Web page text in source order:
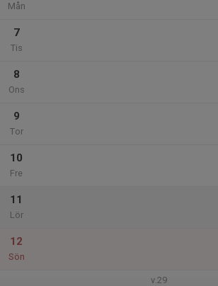
Mån
7
Tis
8
Ons
9
Tor
10
Fre
11
Lör
12
Sön
v.29